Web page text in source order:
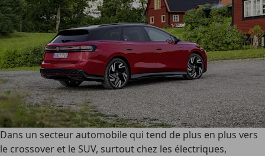
Dans un secteur automobile qui tend de plus en plus vers
le crossover et le SUV, surtout chez les électriques,